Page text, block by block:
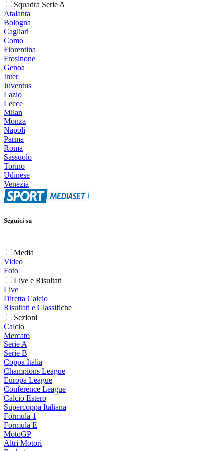
Squadra Serie A
Atalanta
Bologna
Cagliari
Como
Fiorentina
Frosinone
Genoa
Inter
Juventus
Lazio
Lecce
Milan
Monza
Napoli
Parma
Roma
Sassuolo
Torino
Udinese
Venezia
Seguici su
Media
Video
Foto
Live e Risultati
Live
Diretta Calcio
Risultati e Classifiche
Sezioni
Calcio
Mercato
Serie A
Serie B
Coppa Italia
Champions League
Europa League
Conference League
Calcio Estero
Supercoppa Italiana
Formula 1
Formula E
MotoGP
Altri Motori